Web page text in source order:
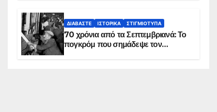
ΔΙΑΒΆΣΤΕ ΙΣΤΟΡΙΚΆ ΣΤΙΓΜΙΌΤΥΠΑ
70 χρόνια από τα Σεπτεμβριανά: Το
πογκρόμ που σημάδεψε τον